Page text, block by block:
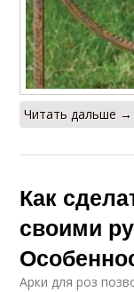
Читать дальше →
Как
своими
Арки для роз